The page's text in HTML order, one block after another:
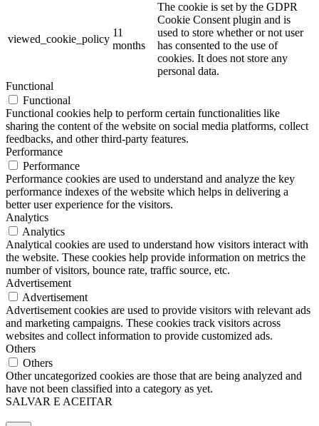
viewed_cookie_policy
11
months
The cookie is set by the GDPR
Cookie Consent plugin and is
used to store whether or not user
has consented to the use of
cookies. It does not store any
personal data.
Functional
Functional
Functional cookies help to perform certain functionalities like
sharing the content of the website on social media platforms, collect
feedbacks, and other third-party features.
Performance
Performance
Performance cookies are used to understand and analyze the key
performance indexes of the website which helps in delivering a
better user experience for the visitors.
Analytics
Analytics
Analytical cookies are used to understand how visitors interact with
the website. These cookies help provide information on metrics the
number of visitors, bounce rate, traffic source, etc.
Advertisement
Advertisement
Advertisement cookies are used to provide visitors with relevant ads
and marketing campaigns. These cookies track visitors across
websites and collect information to provide customized ads.
Others
Others
Other uncategorized cookies are those that are being analyzed and
have not been classified into a category as yet.
SALVAR E ACEITAR